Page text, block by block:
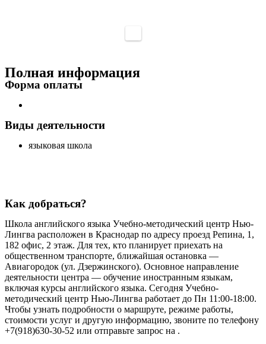
Полная информация
Форма оплаты
Виды деятельности
языковая школа
Как добраться?
Школа английского языка Учебно-методический центр Нью-
Лингва расположен в Краснодар по адресу проезд Репина, 1,
182 офис, 2 этаж. Для тех, кто планирует приехать на
общественном транспорте, ближайшая остановка —
Авиагородок (ул. Дзержинского). Основное направление
деятельности центра — обучение иностранным языкам,
включая курсы английского языка. Сегодня Учебно-
методический центр Нью-Лингва работает до Пн 11:00-18:00.
Чтобы узнать подробности о маршруте, режиме работы,
стоимости услуг и другую информацию, звоните по телефону
+7(918)630-30-52 или отправьте запрос на .